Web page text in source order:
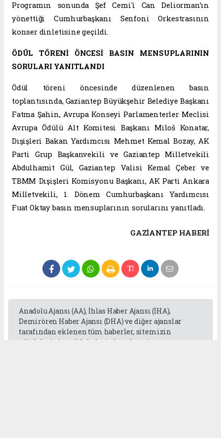
Programın sonunda Şef Cemi'i Can Deliorman’ın
yönettiği Cumhurbaşkanı Senfoni Orkestrasının
konser dinletisine geçildi.
ÖDÜL TÖRENİ ÖNCESİ BASIN MENSUPLARININ
SORULARI YANITLANDI
Ödül töreni öncesinde düzenlenen basın
toplantısında, Gaziantep Büyükşehir Belediye Başkanı
Fatma Şahin, Avrupa Konseyi Parlamenterler Meclisi
Avrupa Ödülü Alt Komitesi Başkanı Miloš Konatar,
Dışişleri Bakan Yardımcısı Mehmet Kemal Bozay, AK
Parti Grup Başkanvekili ve Gaziantep Milletvekili
Abdulhamit Gül, Gaziantep Valisi Kemal Çeber ve
TBMM Dışişleri Komisyonu Başkanı, AK Parti Ankara
Milletvekili, 1. Dönem Cumhurbaşkanı Yardımcısı
Fuat Oktay basın mensuplarının sorularını yanıtladı.
GAZIANTEP HABERİ
Anadolu Ajansı (AA), İhlas Haber Ajansı (İHA),
Demirören Haber Ajansı (DHA) ve diğer ajanslar
tarafından eklenen tüm haberler, sitemizin
editörlerinin müdahalesi olmadan ajans